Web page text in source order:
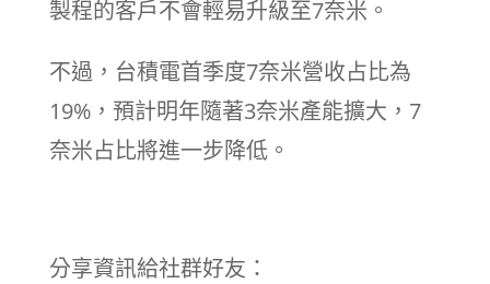
製程的客戶不會輕易升級至7奈米。
不過，台積電首季度7奈米營收占比為
19%，預計明年隨著3奈米產能擴大，7
奈米占比將進一步降低。
分享資訊給社群好友：